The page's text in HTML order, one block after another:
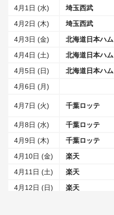
4月1日 (水) 埼玉西武
4月2日 (木)
埼玉西武
4月3日 (金)
北海道日本ハム
4月4日 (土)
北海道日本ハム
4月5日 (日)
北海道日本ハム
4月6日 (月)
4月7日 (火) 千葉ロッテ
4月8日 (水) 千葉ロッテ
4月9日 (木)
千葉ロッテ
4月10日 (金)
楽天
4月11日 (土)
楽天
4月12日 (日)
楽天